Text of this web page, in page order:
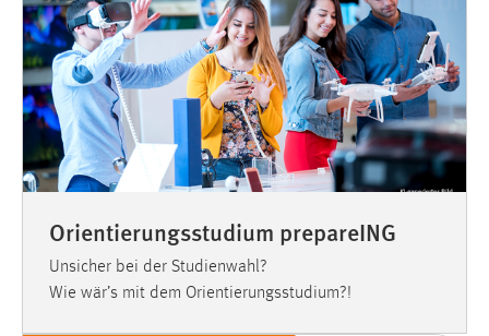
Orientierungsstudium prepareING
Unsicher bei der Studienwahl?
Wie wär’s mit dem Orientierungsstudium?!